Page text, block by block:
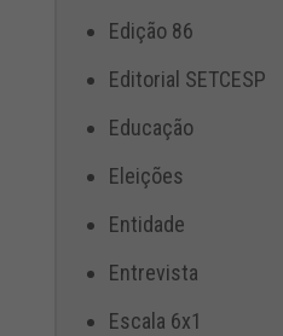
Edição 86
Editorial SETCESP
Educação
Eleições
Entidade
Entrevista
Escala 6x1